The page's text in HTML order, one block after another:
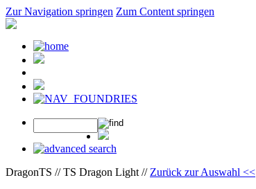
Zur Navigation springen Zum Content springen
DragonTS // TS Dragon Light // Zurück zur Auswahl <<